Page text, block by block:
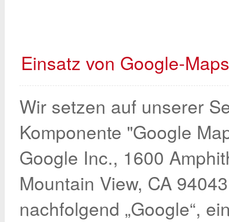
Einsatz von Google-Maps
Wir setzen auf unserer
Komponente "Google
Google Inc., 1600
Mountain View, CA
nachfolgend „Google“,